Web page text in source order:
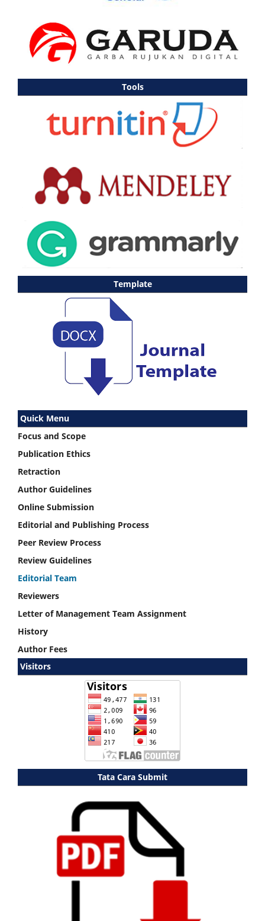
Tools
Template
Quick Menu
Focus and Scope
Publication Ethics
Retraction
Author Guidelines
Online Submission
Editorial and Publishing Process
Peer Review Process
Review Guidelines
Editorial Team
Reviewers
Letter of Management Team Assignment
History
Author Fees
Visitors
Tata Cara Submit